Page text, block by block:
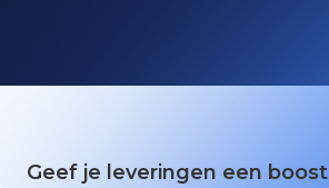
Geef je leveringen een boost